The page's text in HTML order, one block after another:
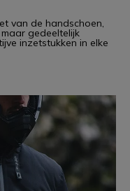
van de handschoen,
gedeeltelijk
inzetstukken in elke